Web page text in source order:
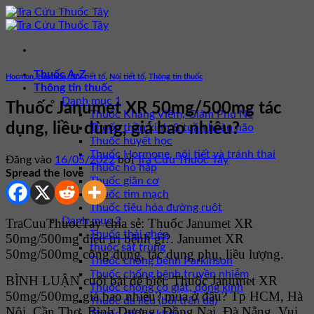
Bỏ
qua
dung
Thuốc A-Z
Thông tin thuốc
Danh mục 1
Thuốc Kháng Viêm, Giảm Phù Nề
Thuốc thần kinh & tuần hoàn não
Thuốc huyết học
Thuốc Hormone, nội tiết và tránh thai
Thuốc hô hấp
Thuốc giãn cơ
Thuốc tim mạch
Thuốc tiêu hóa đường ruột
Danh mục 2
Thuốc thải ghép
thuốc sát trùng
Thuốc chống bệnh Parkinson
Thuốc chống bệnh truyền nhiễm
Thuốc chống co giật, động kinh
Thuốc da liễu (bôi trên da)
Hocmon ,Hocmon, Nội tiết tố Nội tiết tố Thông tin thuốc
Thuốc Janumet XR 50mg/500mg tác
dụng, liều dùng, giá bao nhiêu?
Đăng vào 16/05/2022 bởiTra Cứu Thuốc Tây
Spread the love
TraCuuThuocTay chia sẻ: Thuốc Janumet XR
50mg/500mg điều trị bệnh gì?. Janumet XR
50mg/500mg công dụng, tác dụng phụ, liều lượng.
BÌNH LUẬN cuối bài để biết: Thuốc Janumet XR
50mg/500mg giá bao nhiêu? mua ở đâu? Tp HCM, Hà